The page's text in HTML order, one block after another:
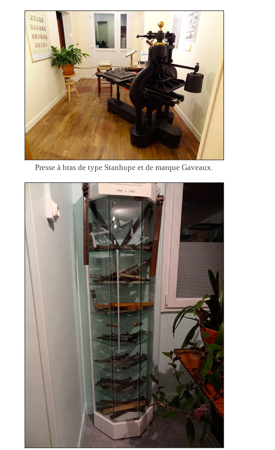
Presse à bras de type Stanhope et de marque Gaveaux.